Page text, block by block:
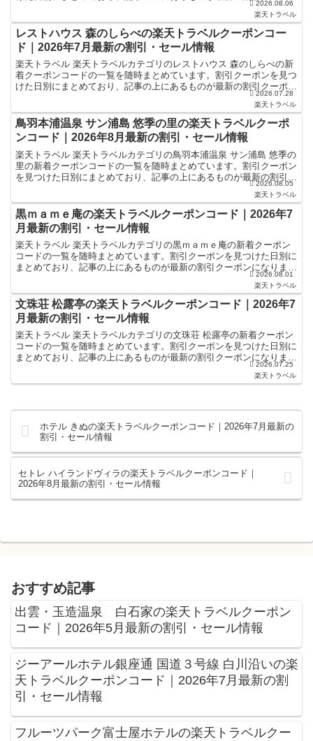
になります。ホテル・旅館宿泊の予約などで使えるクー... 2026.08.06
楽天トラベル
レストハウス 森のしらべの楽天トラベルクーポンコー
ド｜2026年7月最新の割引・セール情報
楽天トラベル 楽天トラベルカテゴリのレストハウス 森のしらべの新
着クーポンコードの一覧を随時まとめています。割引クーポンを見つ
けた日別にまとめており、記事の上にあるものが最新の割引クーポン
になります。ホテル・旅館宿泊の予約などで使えるクーポ...2026.07.28
楽天トラベル
鳥羽本浦温泉 サン浦島 悠季の里の楽天トラベルクーポ
ンコード｜2026年8月最新の割引・セール情報
楽天トラベル 楽天トラベルカテゴリの鳥羽本浦温泉 サン浦島 悠季の
里の新着クーポンコードの一覧を随時まとめています。割引クーポン
を見つけた日別にまとめており、記事の上にあるものが最新の割引ク
ーポンになります。ホテル・旅館宿泊の予約などで使え...
2026.08.05
楽天トラベル
黒ｍａｍｅ庵の楽天トラベルクーポンコード｜2026年7
月最新の割引・セール情報
楽天トラベル 楽天トラベルカテゴリの黒ｍａｍｅ庵の新着クーポン
コードの一覧を随時まとめています。割引クーポンを見つけた日別に
まとめており、記事の上にあるものが最新の割引クーポンになりま
す。ホテル・旅館宿泊の予約などで使えるクーポンやセール・...
2026.08.01
楽天トラベル
文珠荘 松露亭の楽天トラベルクーポンコード｜2026年7
月最新の割引・セール情報
楽天トラベル 楽天トラベルカテゴリの文珠荘 松露亭の新着クーポン
コードの一覧を随時まとめています。割引クーポンを見つけた日別に
まとめており、記事の上にあるものが最新の割引クーポンになりま
す。ホテル・旅館宿泊の予約などで使えるクーポンやセール...2026.07.25
楽天トラベル
ホテル きぬの楽天トラベルクーポンコード｜2026年7月最新の
割引・セール情報
セトレ ハイランドヴィラの楽天トラベルクーポンコード｜
2026年8月最新の割引・セール情報
おすすめ記事
出雲・玉造温泉 白石家の楽天トラベルクーポン
コード｜2026年5月最新の割引・セール情報
ジーアールホテル銀座通 国道３号線 白川沿いの楽
天トラベルクーポンコード｜2026年7月最新の割
引・セール情報
フルーツパーク富士屋ホテルの楽天トラベルクー